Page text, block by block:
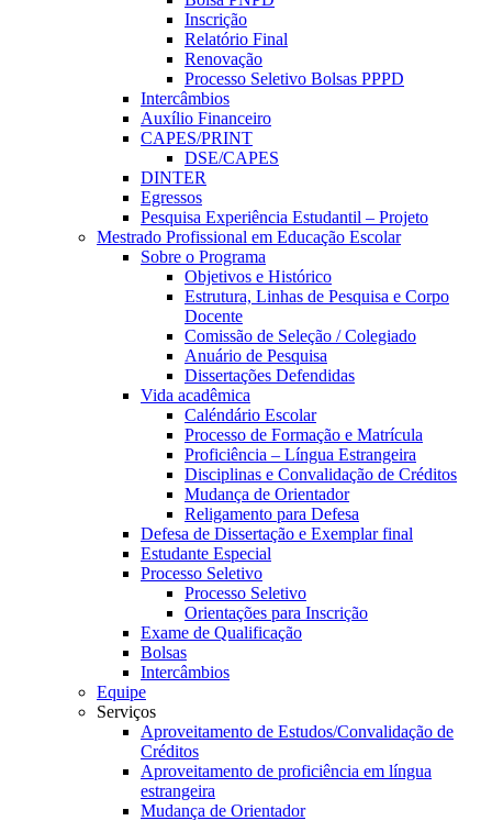
Inscrição
Relatório Final
Renovação
Processo Seletivo Bolsas PPPD
Intercâmbios
Auxílio Financeiro
CAPES/PRINT
DSE/CAPES
DINTER
Egressos
Pesquisa Experiência Estudantil – Projeto
Mestrado Profissional em Educação Escolar
Sobre o Programa
Objetivos e Histórico
Estrutura, Linhas de Pesquisa e Corpo
Docente
Comissão de Seleção / Colegiado
Anuário de Pesquisa
Dissertações Defendidas
Vida acadêmica
Caléndário Escolar
Processo de Formação e Matrícula
Proficiência – Língua Estrangeira
Disciplinas e Convalidação de Créditos
Mudança de Orientador
Religamento para Defesa
Defesa de Dissertação e Exemplar final
Estudante Especial
Processo Seletivo
Processo Seletivo
Orientações para Inscrição
Exame de Qualificação
Bolsas
Intercâmbios
Equipe
Serviços
Aproveitamento de Estudos/Convalidação de
Créditos
Aproveitamento de proficiência em língua
estrangeira
Mudança de Orientador